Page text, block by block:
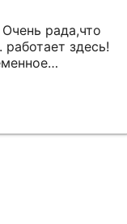
рада,что
здесь!
и
Самое